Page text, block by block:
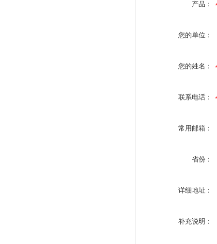
产品：
您的单位：
您的姓名：
联系电话：
常用邮箱：
省份：
详细地址：
补充说明：